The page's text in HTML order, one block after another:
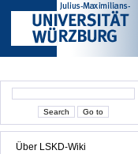
Über LSKD-Wiki